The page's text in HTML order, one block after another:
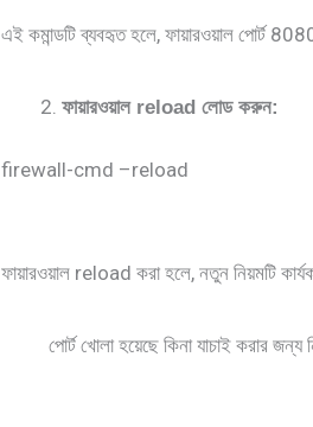
এই কমান্ডটি ব্যবহৃত হলে, ফায়ারওয়াল পোর্ট
ফায়ারওয়াল reload লোড করুন:
firewall-cmd –reload
ফায়ারওয়াল reload করা হলে, নতুন নিয়মটি
পোর্ট খোলা হয়েছে কিনা যাচাই করার জন্য